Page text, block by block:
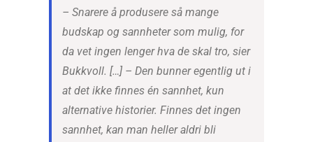
– Snarere å produsere så mange
budskap og sannheter som mulig, for
da vet ingen lenger hva de skal tro, sier
Bukkvoll. […] – Den bunner egentlig ut i
at det ikke finnes én sannhet, kun
alternative historier. Finnes det ingen
sannhet, kan man heller aldri bli